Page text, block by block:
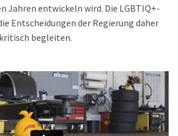
Jahren entwickeln wird. Die LGBTIQ+-
Entscheidungen der Regierung daher
begleiten.